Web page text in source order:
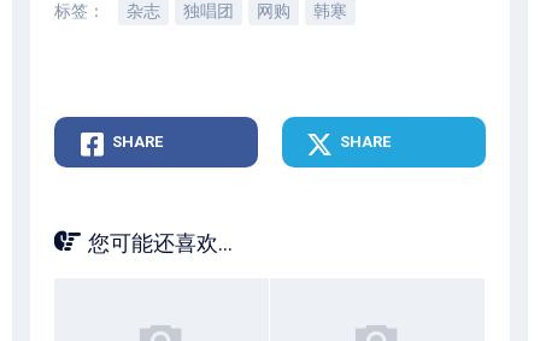
标签： 杂志 独唱团 网购 韩寒
SHARE SHARE
您可能还喜欢...